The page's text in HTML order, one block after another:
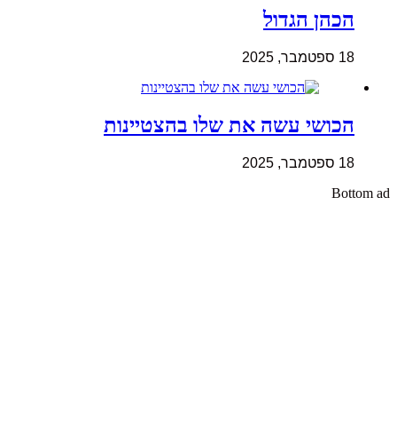
הכהן הגדול
18 ספטמבר, 2025
הכושי עשה את שלו בהצטיינות
18 ספטמבר, 2025
Bottom ad